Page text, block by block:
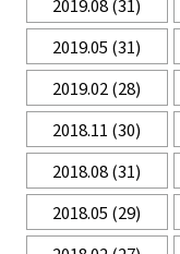
2019.08(31)
2019.05 (31)
2019.02(28)
2018.11 (30)
2018.08(31)
2018.05 (29)